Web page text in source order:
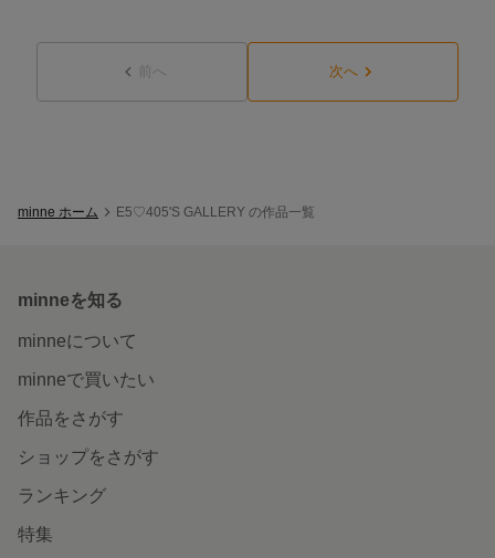
前へ 次へ
minne ホーム E5♡405'S GALLERY の作品一覧
minneを知る
minneについて
minneで買いたい
作品をさがす
ショップをさがす
ランキング
特集